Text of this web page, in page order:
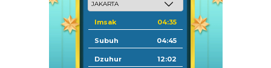
Imsak 04:35
Subuh 04:45
Dzuhur 12:02